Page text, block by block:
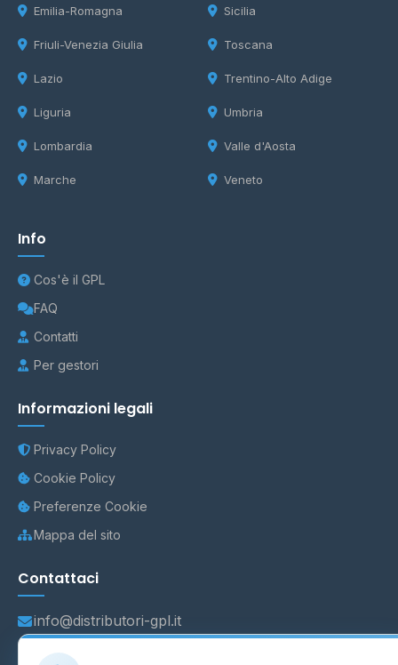
Emilia-Romagna
Friuli-Venezia Giulia
Lazio
Liguria
Lombardia
Marche
Sicilia
Toscana
Trentino-Alto Adige
Umbria
Valle d'Aosta
Veneto
Info
Cos'è il GPL
FAQ
Contatti
Per gestori
Informazioni legali
Privacy Policy
Cookie Policy
Preferenze Cookie
Mappa del sito
Contattaci
info@distributori-gpl.it